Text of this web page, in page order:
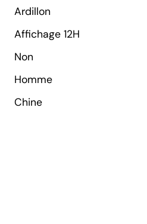
Ardillon
Affichage 12H
Non
Homme
Chine